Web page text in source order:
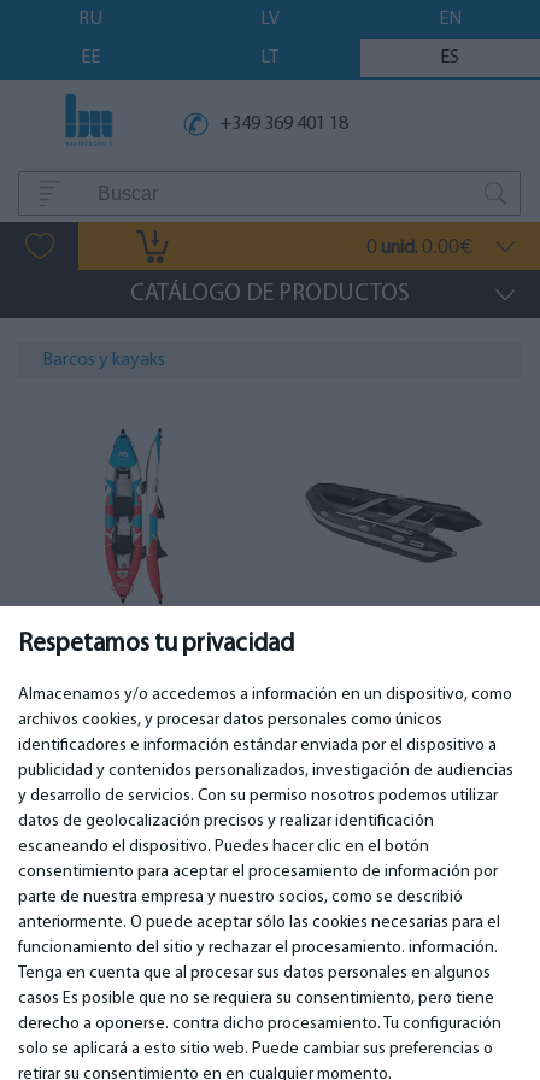
Respetamos tu privacidad
Almacenamos y/o accedemos a información en un dispositivo, como
archivos cookies, y procesar datos personales como únicos
identificadores e información estándar enviada por el dispositivo a
publicidad y contenidos personalizados, investigación de audiencias
y desarrollo de servicios. Con su permiso nosotros podemos utilizar
datos de geolocalización precisos y realizar identificación
escaneando el dispositivo. Puedes hacer clic en el botón
consentimiento para aceptar el procesamiento de información por
parte de nuestra empresa y nuestro socios, como se describió
anteriormente. O puede aceptar sólo las cookies necesarias para el
funcionamiento del sitio y rechazar el procesamiento. información.
Tenga en cuenta que al procesar sus datos personales en algunos
casos Es posible que no se requiera su consentimiento, pero tiene
derecho a oponerse. contra dicho procesamiento. Tu configuración
solo se aplicará a esto sitio web. Puede cambiar sus preferencias o
retirar su consentimiento en en cualquier momento.
RU LV
EN
EE
LT ES
+349 369 401 18
0 unid. 0.00€
CATÁLOGO DE PRODUCTOS
Barcos y kayaks
Kayak(11)
IMPORTANTE
Servicios de garantía
Términos de servicio
Política de privacidad
Contactos
Contrato a distancia
CONTACTOS
Teléfono. +349 36940118
email: info@bm.lv
WhatsApp +371 27725222
Latvia, Riga, Krasta 89, LV-1019
© 2026 All Rights Reserved.